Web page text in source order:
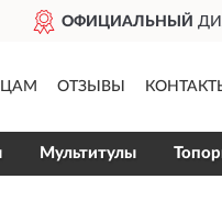
ОФИЦИАЛЬНЫЙ
ОТЗЫВЫ
Мультитулы